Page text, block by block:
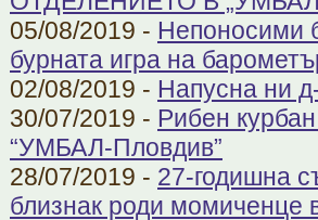
05/08/2019 - Непоносими
бурната игра на
02/08/2019 - Напусна ни
30/07/2019 - Рибен
“УМБАЛ-Пловдив”
28/07/2019 - 27-годишна
близнак роди момиченце